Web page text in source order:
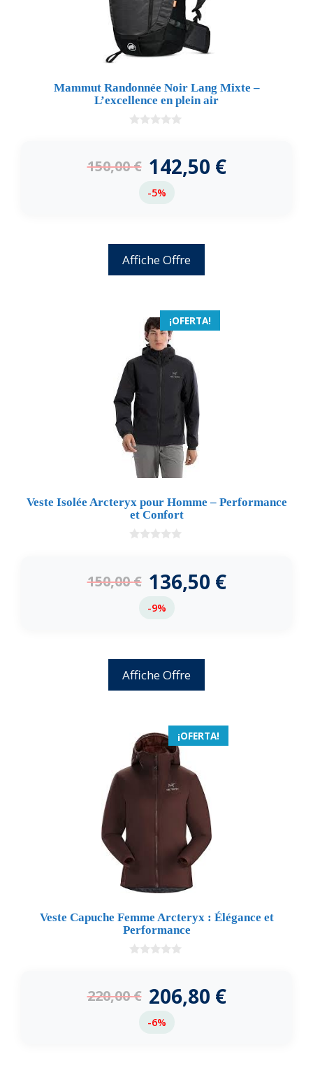
Mammut Randonnée Noir Lang Mixte –
L’excellence en plein air
5
150,00€ 142,50 €
-5%
Affiche Offre
¡OFERTA!
Veste Isolée Arcteryx pour Homme – Performance
et Confort
5
150,00€ 136,50 €
-9%
Affiche Offre
¡OFERTA!
Veste Capuche Femme Arcteryx : Élégance et
Performance
5
220,00€ 206,80 €
-6%